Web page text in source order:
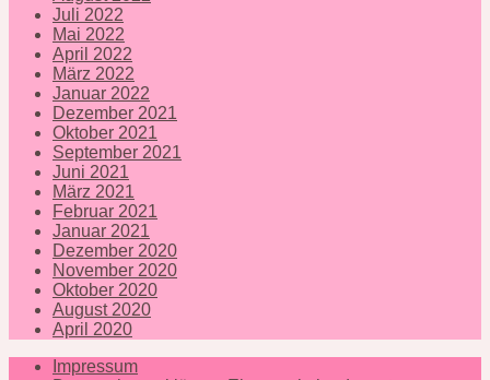
Juli 2022
Mai 2022
April 2022
März 2022
Januar 2022
Dezember 2021
Oktober 2021
September 2021
Juni 2021
März 2021
Februar 2021
Januar 2021
Dezember 2020
November 2020
Oktober 2020
August 2020
April 2020
Impressum